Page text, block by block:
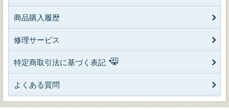
商品購入履歴
修理サービス
特定商取引法に基づく表記
よくある質問